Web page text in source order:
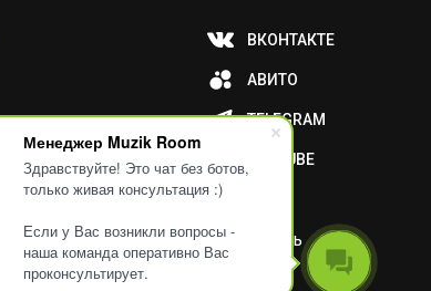
Менеджер Muzik Room
Здравствуйте! Это чат без ботов,
только живая консультация :)
Если у Вас возникли вопросы -
наша команда оперативно Вас
проконсультирует.
ВКОНТАКТЕ
АВИТО
TELEGRAM
YOUTUBE
ваших метаданных или отключить